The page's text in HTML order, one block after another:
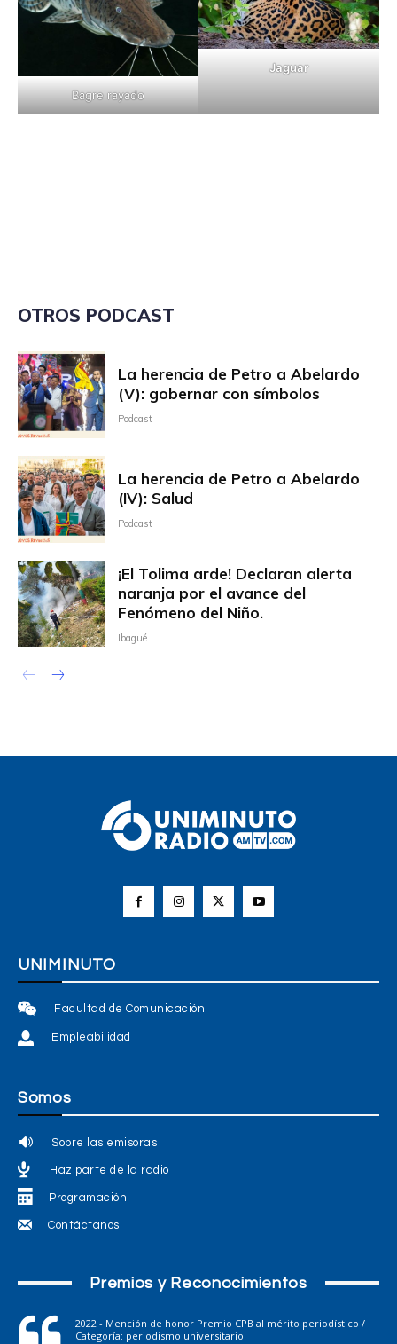
Bagre rayado
Jaguar
OTROS PODCAST
La herencia de Petro a Abelardo
(V): gobernar con símbolos
Podcast
La herencia de Petro a Abelardo
(IV): Salud
Podcast
¡El Tolima arde! Declaran alerta
naranja por el avance del
Fenómeno del Niño.
Ibagué
UNIMINUTO
Facultad de Comunicación
Empleabilidad
Somos
Sobre las emisoras
Haz parte de la radio
Programación
Contáctanos
Premios y Reconocimientos
2022 - Mención de honor Premio CPB al mérito periodístico /
Categoría: periodismo universitario